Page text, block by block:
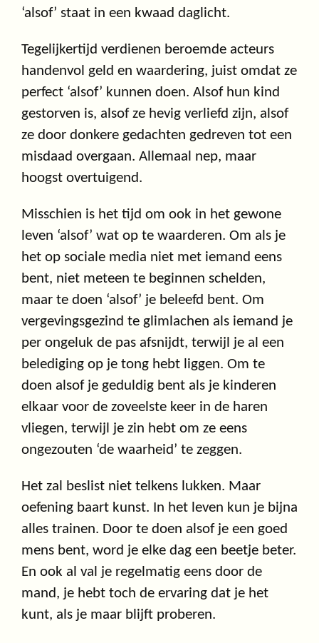
‘alsof’ staat in een kwaad daglicht.
Tegelijkertijd verdienen beroemde acteurs
handenvol geld en waardering, juist omdat ze
perfect ‘alsof’ kunnen doen. Alsof hun kind
gestorven is, alsof ze hevig verliefd zijn, alsof
ze door donkere gedachten gedreven tot een
misdaad overgaan. Allemaal nep, maar
hoogst overtuigend.
Misschien is het tijd om ook in het gewone
leven ‘alsof’ wat op te waarderen. Om als je
het op sociale media niet met iemand eens
bent, niet meteen te beginnen schelden,
maar te doen ‘alsof’ je beleefd bent. Om
vergevingsgezind te glimlachen als iemand je
per ongeluk de pas afsnijdt, terwijl je al een
belediging op je tong hebt liggen. Om te
doen alsof je geduldig bent als je kinderen
elkaar voor de zoveelste keer in de haren
vliegen, terwijl je zin hebt om ze eens
ongezouten ‘de waarheid’ te zeggen.
Het zal beslist niet telkens lukken. Maar
oefening baart kunst. In het leven kun je bijna
alles trainen. Door te doen alsof je een goed
mens bent, word je elke dag een beetje beter.
En ook al val je regelmatig eens door de
mand, je hebt toch de ervaring dat je het
kunt, als je maar blijft proberen.